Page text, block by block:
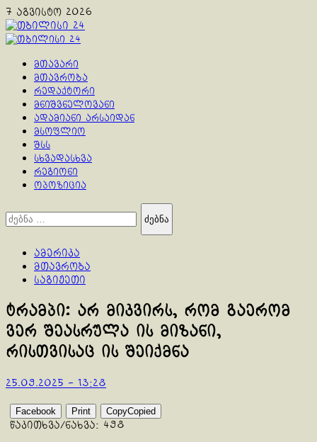
Skip
to
content
7 აგვისტო 2026
Primary
მთავარი
მთავრობა
რედაქტორი
მნიშვნელოვანი
ადამიანი არსაიდან
მსოფლიო
შსს
სხვადასხვა
რეგიონი
ოპოზიცია
ძებნა:
ამერიკა
მთავრობა
საგიჟეთი
ტრამპი: არ მიკვირს, რომ გაერომ
ვერ შეასრულა ის მიზანი,
რისთვისაც ის შეიქმნა
25.09.2025 - 13:28
Facebook Print CopyCopied
წაკითხვა/ნახვა: 498